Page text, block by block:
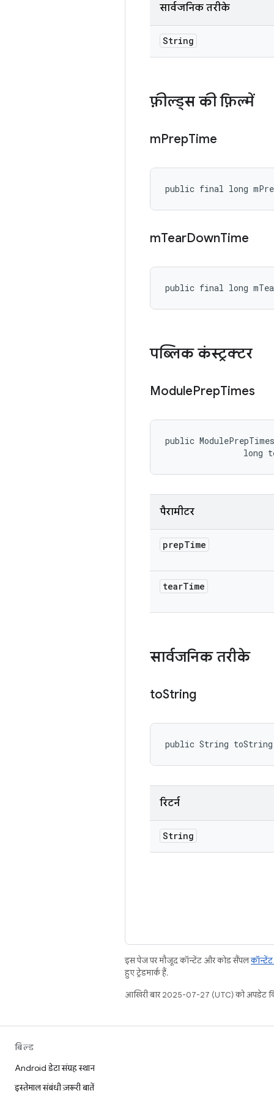
सार्वजनिक तरीके
String
फ़ील्ड्स की फ़िल्में
mPrepTime
public final long
mTearDownTime
public final long
पब्लिक कंस्ट्रक्टर
ModulePrepTimes
public
long
पैरामीटर
prepTime
tearTime
सार्वजनिक तरीके
toString
public String
रिटर्न
String
इस पेज पर मौजूद कॉन्टेंट और कोड सैंपल
हुए ट्रेडमार्क हैं.
आखिरी बार 2025-07-27 (UTC) को अपडेट
बिल्ड
Android डेटा संग्रह स्थान
इस्तेमाल संबंधी ज़रूरी बातें